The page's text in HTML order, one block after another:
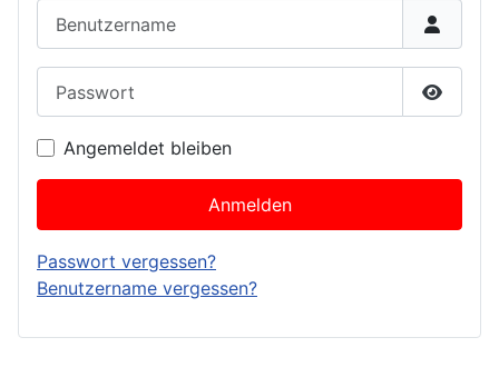
Angemeldet bleiben
Anmelden
Passwort vergessen?
Benutzername vergessen?